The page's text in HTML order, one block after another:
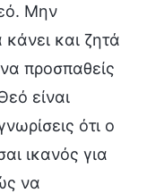
Μην
και ζητά
προσπαθείς
είναι
ότι ο
ικανός για
να